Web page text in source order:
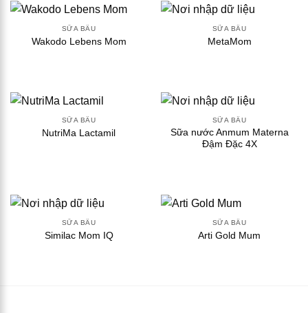
SỮA BẦU
Wakodo Lebens Mom
SỮA BẦU
MetaMom
SỮA BẦU
NutriMa Lactamil
SỮA BẦU
Sữa nước Anmum Materna
Đậm Đặc 4X
SỮA BẦU
Similac Mom IQ
SỮA BẦU
Arti Gold Mum